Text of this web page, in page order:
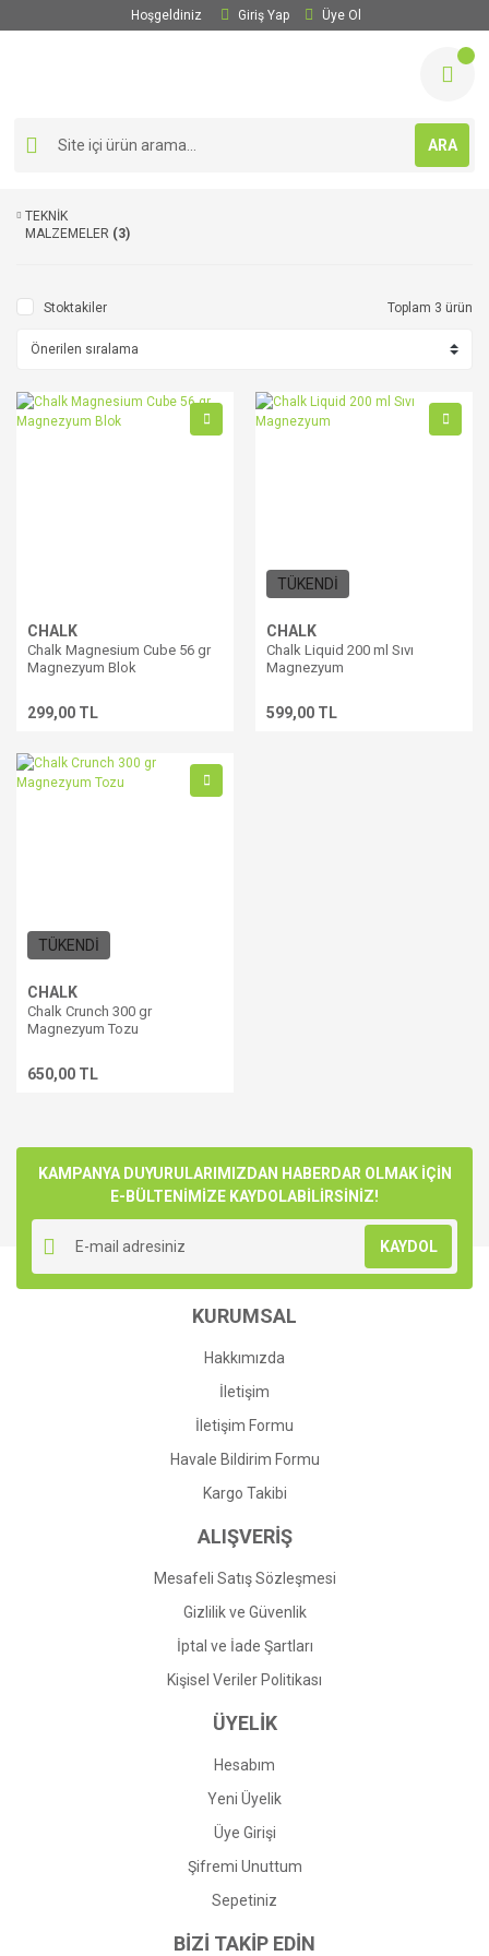
Hoşgeldiniz Giriş Yap Üye Ol
ARA
TEKNİK
MALZEMELER (3)
Stoktakiler Toplam 3 ürün
CHALK
Chalk Magnesium Cube 56 gr
Magnezyum Blok
299,00 TL
TÜKENDİ
CHALK
Chalk Liquid 200 ml Sıvı
Magnezyum
599,00 TL
TÜKENDİ
CHALK
Chalk Crunch 300 gr
Magnezyum Tozu
650,00 TL
KAMPANYA DUYURULARIMIZDAN HABERDAR OLMAK İÇİN
E-BÜLTENİMİZE KAYDOLABİLİRSİNİZ!
KAYDOL
KURUMSAL
Hakkımızda
İletişim
İletişim Formu
Havale Bildirim Formu
Kargo Takibi
ALIŞVERİŞ
Mesafeli Satış Sözleşmesi
Gizlilik ve Güvenlik
İptal ve İade Şartları
Kişisel Veriler Politikası
ÜYELİK
Hesabım
Yeni Üyelik
Üye Girişi
Şifremi Unuttum
Sepetiniz
BİZİ TAKİP EDİN